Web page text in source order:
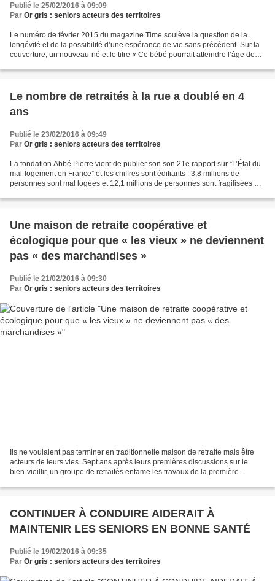
Publié le 25/02/2016 à 09:09
Par Or gris : seniors acteurs des territoires
Le numéro de février 2015 du magazine Time soulève la question de la
longévité et de la possibilité d’une espérance de vie sans précédent. Sur la
couverture, un nouveau-né et le titre « Ce bébé pourrait atteindre l’âge de
Le nombre de retraités à la rue a doublé en 4
ans
Publié le 23/02/2016 à 09:49
Par Or gris : seniors acteurs des territoires
La fondation Abbé Pierre vient de publier son son 21e rapport sur “L’État du
mal-logement en France” et les chiffres sont édifiants : 3,8 millions de
personnes sont mal logées et 12,1 millions de personnes sont fragilisées par
Une maison de retraite coopérative et
écologique pour que « les vieux » ne deviennent
pas « des marchandises »
Publié le 21/02/2016 à 09:30
Par Or gris : seniors acteurs des territoires
Ils ne voulaient pas terminer en traditionnelle maison de retraite mais être
acteurs de leurs vies. Sept ans après leurs premières discussions sur le
bien-vieillir, un groupe de retraités entame les travaux de la première
CONTINUER À CONDUIRE AIDERAIT À
MAINTENIR LES SENIORS EN BONNE SANTÉ
Publié le 19/02/2016 à 09:35
Par Or gris : seniors acteurs des territoires